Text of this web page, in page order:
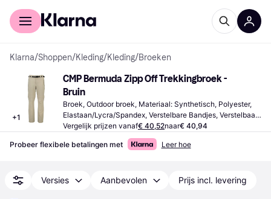
Voor shoppers
Klarna/Shoppen/Kleding/Kleding/Broeken
+1
CMP Bermuda Zipp Off Trekkingbroek -
Bruin
Broek, Outdoor broek, Materiaal: Synthetisch, Polyester,
Elastaan/Lycra/Spandex, Verstelbare Bandjes, Verstelbaar,
Ademend, Rekbaar
Vergelijk prijzen vanaf€ 40,52naar€ 40,94
Probeer flexibele betalingen met Leer hoe
Versies Aanbevolen Prijs incl. levering